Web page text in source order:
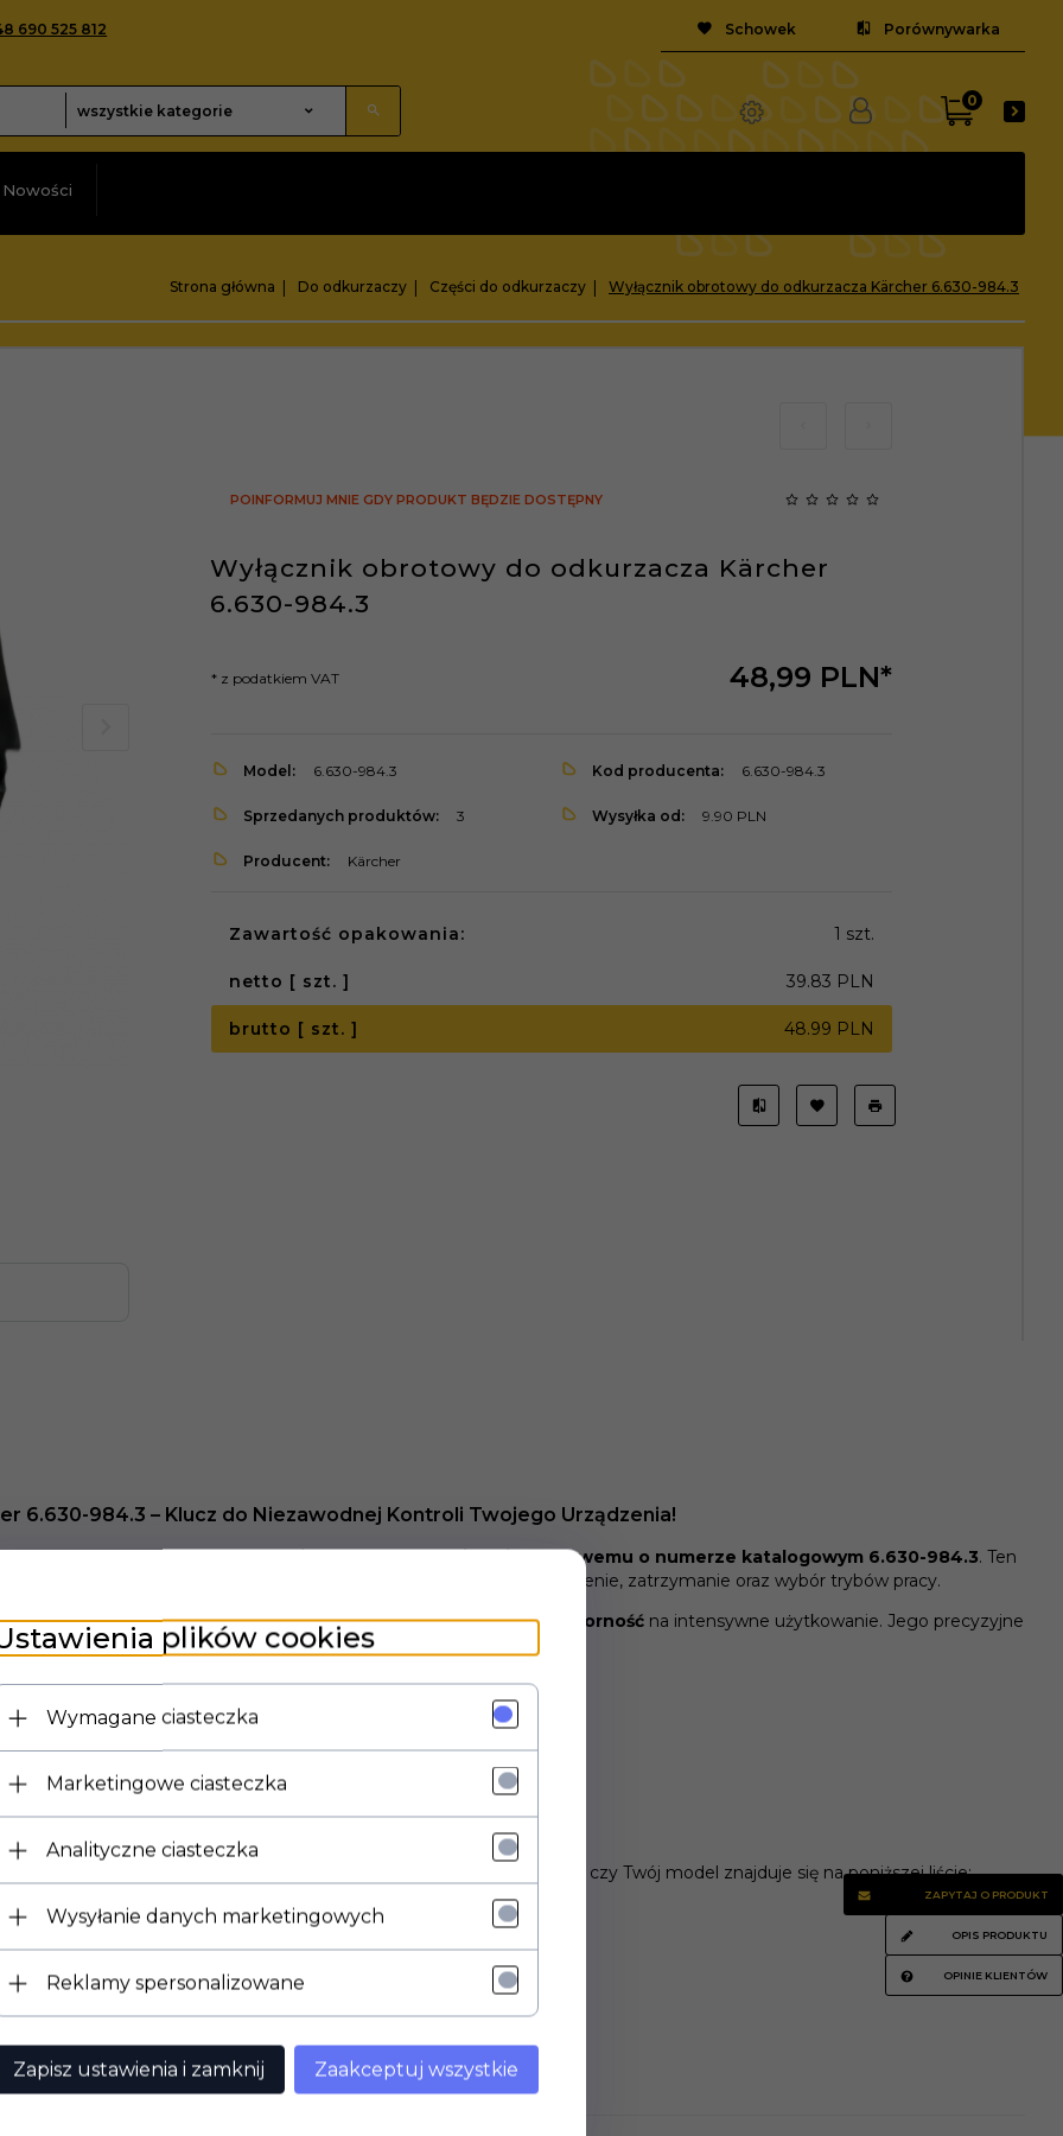
690 525 812
categories_searcher
wszystkie kategorie
Schowek Porównywarka
0
Nowości
Strona główna Do odkurzaczy Części do odkurzaczy Wyłącznik obrotowy do odkurzacza Kärcher 6.630-984.3
POINFORMUJ MNIE GDY PRODUKT BĘDZIE DOSTĘPNY
Wyłącznik obrotowy do odkurzacza Kärcher
6.630-984.3
48,99 PLN*
* z podatkiem VAT
Model: 6.630-984.3 Kod producenta: 6.630-984.3
Sprzedanych produktów: 3 Wysyłka od: 9.90 PLN
Producent: Kärcher
Zawartość opakowania: 1 szt.
netto [ szt. ] 39.83 PLN
brutto [ szt. ] 48.99 PLN
ZAPYTAJ O PRODUKT
OPIS PRODUKTU
OPINIE KLIENTÓW
6.630-984.3 – Klucz do Niezawodnej Kontroli Twojego Urządzenia!
odkurzaczem Kärcher dziękioryginalnemu wyłącznikowi obrotowemu o numerze katalogowym 6.630-984.3. Ten
i wygodnej obsługi urządzenia, umożliwiając szybkie uruchomienie, zatrzymanie oraz wybór trybów pracy.
, wyłącznik Kärcher gwarantujedługotrwałą niezawodność i odporność na intensywne użytkowanie. Jego precyzyjne
i zapewnienia efektywnej pracy odkurzacza.
funkcjami urządzenia.
i niezawodność.
dopasowanie i bezpieczeństwo.
modelami odkurzaczy Kärcher z serii
. Sprawdź, czy Twój model znajduje się na poniższej liście:
plików cookies
Wymagane ciasteczka
Marketingowe ciasteczka
Analityczne ciasteczka
Wysyłanie danych marketingowych
Reklamy spersonalizowane
Zapisz ustawienia i zamknij Zaakceptuj wszystkie